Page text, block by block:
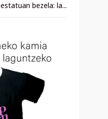
estatuan bezela: la...